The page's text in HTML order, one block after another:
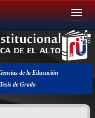
de la Educación
Tesis de Grado